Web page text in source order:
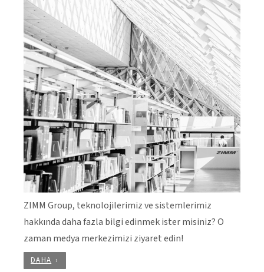
ZIMM Group, teknolojilerimiz ve sistemlerimiz
hakkında daha fazla bilgi edinmek ister misiniz? O
zaman medya merkezimizi ziyaret edin!
DAHA